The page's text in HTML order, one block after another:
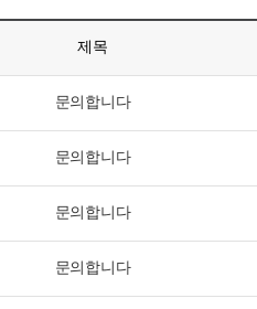
제목
문의합니다
문의합니다
문의합니다
문의합니다